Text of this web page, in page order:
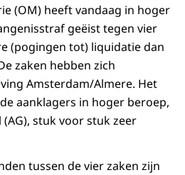
(OM) heeft vandaag in hoger
geëist tegen vier
(pogingen tot) liquidatie dan
zaken hebben zich
Amsterdam/Almere. Het
aanklagers in hoger beroep,
stuk voor stuk zeer
tussen de vier zaken zijn